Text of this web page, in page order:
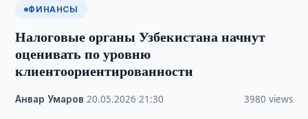
ФИНАНСЫ
Налоговые органы Узбекистана начнут
оценивать по уровню
клиентоориентированности
Анвар Умаров ·20.05.2026 ·21:30 3980 views